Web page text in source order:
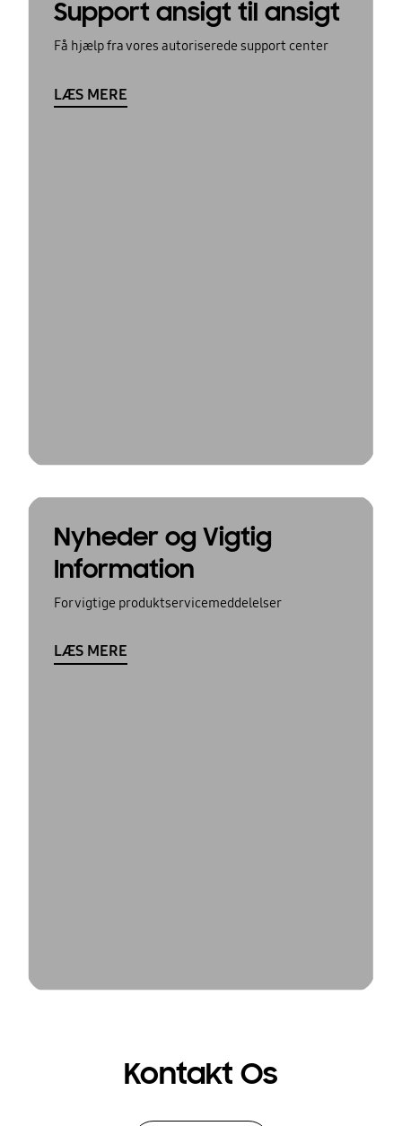
Support ansigt til ansigt
Få hjælp fra vores autoriserede support center
LÆS MERE
Nyheder og Vigtig
Information
For vigtige produktservicemeddelelser
LÆS MERE
Kontakt Os